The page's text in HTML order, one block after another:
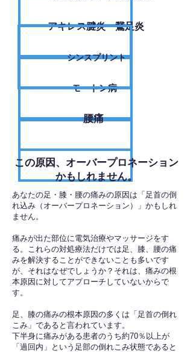
アキレス腱炎・鵞足炎
シンスプリント
モートン病
腰痛
​この原因、オーバープロネーション
かもしれません。
あなたの足・膝・腰の痛みの原因は「足首の倒
れ込み（オーバープロネーション）」かもしれ
ません。
痛みが出た部位に電気治療やマッサージをす
る。これらの対処療法だけでは足、膝、腰の痛
みを解決することができないことも多いです
が、それはなぜでしょうか？それは、痛みの根
本原因に対してアプローチしていないからで
す。
足、膝の痛みの根本原因の多くは「足首の倒れ
こみ」であると言われています。
下半身に痛みがある患者のうち約70％以上が
「過回内」という足部の倒れこみ状態であると